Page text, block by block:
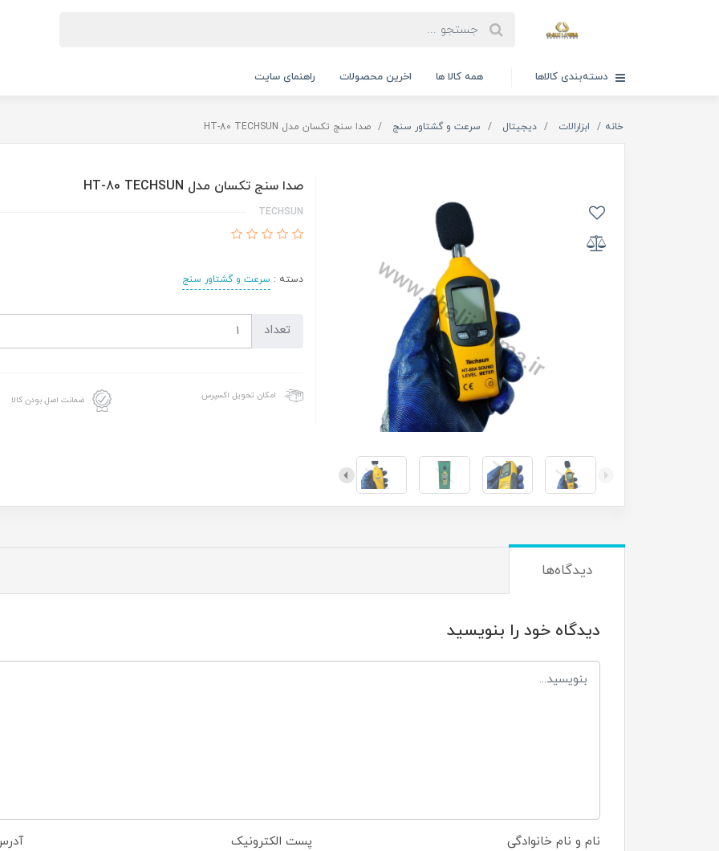
دسته‌بندی کالاها همه کالا ها اخرین محصولات راهنمای سایت
خانه ابزارالات دیجیتال سرعت و گشتاور سنج صدا سنج تکسان مدل HT-80 TECHSUN
صدا سنج تکسان مدل HT-80 TECHSUN
TECHSUN
دسته : سرعت و گشتاور سنج
تعداد
امکان تحویل اکسپرس ضمانت اصل بودن کالا
دیدگاه‌ها
دیدگاه خود را بنویسید
نام و نام خانوادگی پست الکترونیک